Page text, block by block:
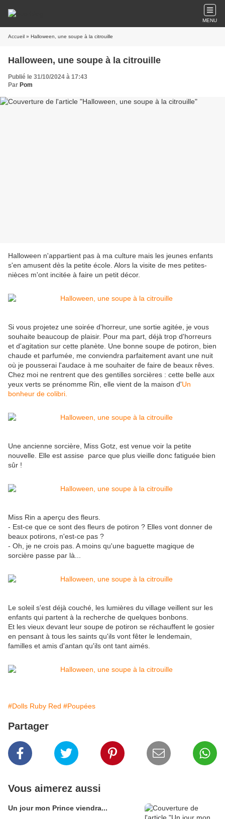
MENU
Accueil » Halloween, une soupe à la citrouille
Halloween, une soupe à la citrouille
Publié le 31/10/2024 à 17:43
Par Pom
Halloween n'appartient pas à ma culture mais les jeunes enfants
s'en amusent dès la petite école. Alors la visite de mes petites-
nièces m'ont incitée à faire un petit décor.
Si vous projetez une soirée d'horreur, une sortie agitée, je vous
souhaite beaucoup de plaisir. Pour ma part, déjà trop d'horreurs
et d'agitation sur cette planète. Une bonne soupe de potiron, bien
chaude et parfumée, me conviendra parfaitement avant une nuit
où je pousserai l'audace à me souhaiter de faire de beaux rêves.
Chez moi ne rentrent que des gentilles sorcières : cette belle aux
yeux verts se prénomme Rin, elle vient de la maison d'Un
bonheur de colibri.
Une ancienne sorcière, Miss Gotz, est venue voir la petite
nouvelle. Elle est assise parce que plus vieille donc fatiguée bien
sûr !
Miss Rin a aperçu des fleurs.
- Est-ce que ce sont des fleurs de potiron ? Elles vont donner de
beaux potirons, n'est-ce pas ?
- Oh, je ne crois pas. A moins qu'une baguette magique de
sorcière passe par là...
Le soleil s'est déjà couché, les lumières du village veillent sur les
enfants qui partent à la recherche de quelques bonbons.
Et les vieux devant leur soupe de potiron se réchauffent le gosier
en pensant à tous les saints qu'ils vont fêter le lendemain,
familles et amis d'antan qu'ils ont tant aimés.
#Dolls Ruby Red #Poupées
Partager
Vous aimerez aussi
Un jour mon Prince viendra...